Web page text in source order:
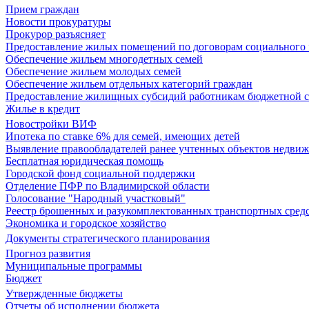
Прием граждан
Новости прокуратуры
Прокурор разъясняет
Предоставление жилых помещений по договорам социального
Обеспечение жильем многодетных семей
Обеспечение жильем молодых семей
Обеспечение жильем отдельных категорий граждан
Предоставление жилищных субсидий работникам бюджетной
Жилье в кредит
Новостройки ВИФ
Ипотека по ставке 6% для семей, имеющих детей
Выявление правообладателей ранее учтенных объектов
Бесплатная юридическая помощь
Городской фонд социальной поддержки
Отделение ПФР по Владимирской области
Голосование "Народный участковый"
Реестр брошенных и разукомплектованных транспортных
Экономика и городское хозяйство
Документы стратегического планирования
Прогноз развития
Муниципальные программы
Бюджет
Утвержденные бюджеты
Отчеты об исполнении бюджета